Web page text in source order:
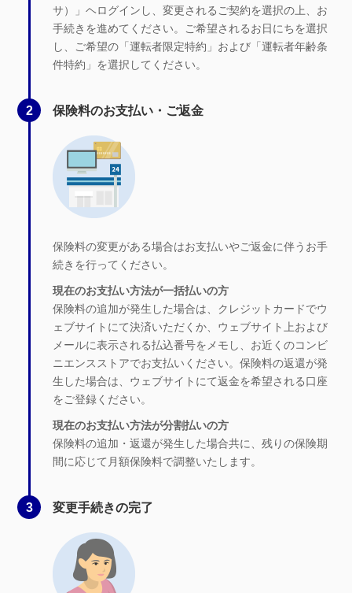
サ）」ヘログインし、変更されるご契約を選択の上、お
手続きを進めてください。ご希望されるお日にちを選択
し、ご希望の「運転者限定特約」および「運転者年齢条
件特約」を選択してください。
2 保険料のお支払い・ご返金
保険料の変更がある場合はお支払いやご返金に伴うお手
続きを行ってください。
現在のお支払い方法が一括払いの方
保険料の追加が発生した場合は、クレジットカードでウ
ェブサイトにて決済いただくか、ウェブサイト上および
メールに表示される払込番号をメモし、お近くのコンビ
ニエンスストアでお支払いください。保険料の返還が発
生した場合は、ウェブサイトにて返金を希望される口座
をご登録ください。
現在のお支払い方法が分割払いの方
保険料の追加・返還が発生した場合共に、残りの保険期
間に応じて月額保険料で調整いたします。
3 変更手続きの完了